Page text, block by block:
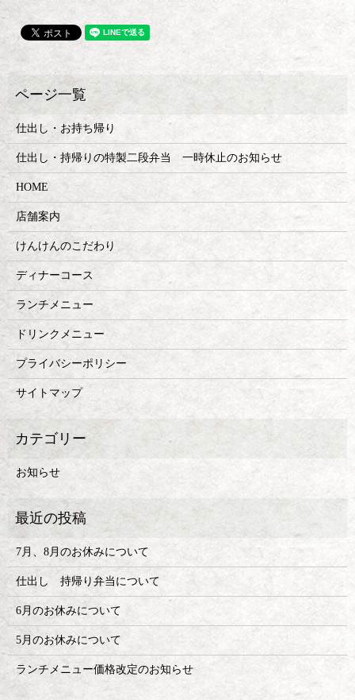
仕出し・お持ち帰り
仕出し・持帰りの特製二段弁当 一時休止のお知らせ
HOME
店舗案内
けんけんのこだわり
ディナーコース
ランチメニュー
ドリンクメニュー
プライバシーポリシー
サイトマップ
お知らせ
7月、8月のお休みについて
仕出し 持帰り弁当について
6月のお休みについて
5月のお休みについて
ランチメニュー価格改定のお知らせ